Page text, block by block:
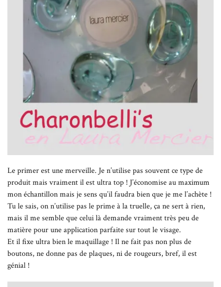
Le primer est une merveille. Je n’utilise pas souvent ce type de
produit mais vraiment il est ultra top ! J’économise au maximum
mon échantillon mais je sens qu’il faudra bien que je me l’achète !
Tu le sais, on n’utilise pas le prime à la truelle, ça ne sert à rien,
mais il me semble que celui là demande vraiment très peu de
matière pour une application parfaite sur tout le visage.
Et il fixe ultra bien le maquillage ! Il ne fait pas non plus de
boutons, ne donne pas de plaques, ni de rougeurs, bref, il est
génial !